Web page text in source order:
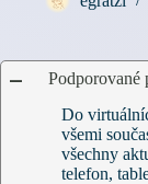
A
Podporované
Do
všemi
všechny
telefon,